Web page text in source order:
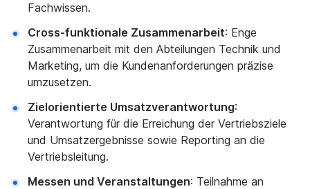
Fachwissen.
Cross-funktionale Zusammenarbeit: Enge
Zusammenarbeit mit den Abteilungen Technik und
Marketing, um die Kundenanforderungen präzise
umzusetzen.
Zielorientierte Umsatzverantwortung:
Verantwortung für die Erreichung der Vertriebsziele
und Umsatzergebnisse sowie Reporting an die
Vertriebsleitung.
Messen und Veranstaltungen: Teilnahme an